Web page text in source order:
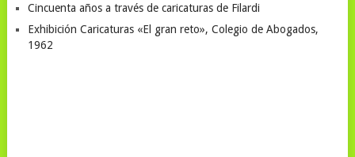
Cincuenta años a través de caricaturas de Filardi
Exhibición Caricaturas «El gran reto», Colegio de Abogados,
1962